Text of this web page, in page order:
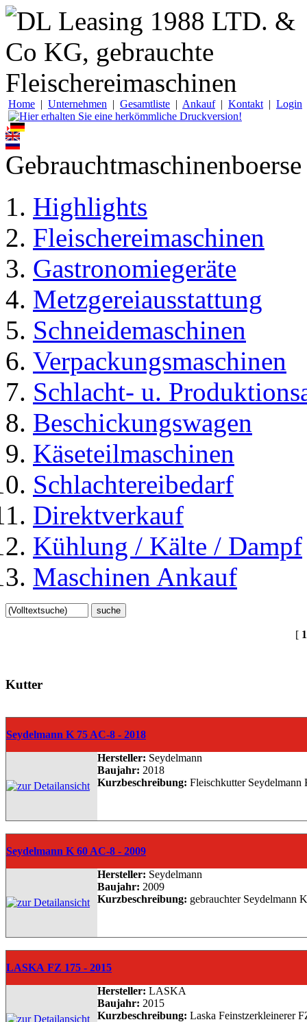
Home | Unternehmen | Gesamtliste | Ankauf| Kontakt | Login
Gebrauchtmaschinenboerse
Highlights
Fleischereimaschinen
Gastronomiegeräte
Metzgereiausstattung
Schneidemaschinen
Verpackungsmaschinen
Schlacht- u.
Beschickungswagen
Käseteilmaschinen
Schlachtereibedarf
Direktverkauf
Kühlung / Kälte / Dampf
Maschinen Ankauf
[ 1
Kutter
Seydelmann K 75 AC-8 - 2018
Hersteller: Seydelmann
Baujahr: 2018
Kurzbeschreibung: Fleischkutter
Seydelmann K 60 AC-8 - 2009
Hersteller: Seydelmann
Baujahr: 2009
Kurzbeschreibung: gebrauchter Seydelmann
LASKA FZ 175 - 2015
Hersteller: LASKA
Baujahr: 2015
Kurzbeschreibung: Laska Feinstzerkleinerer